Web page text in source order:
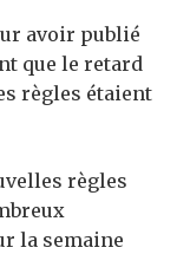
avoir publié
que le retard
règles étaient
règles
la semaine